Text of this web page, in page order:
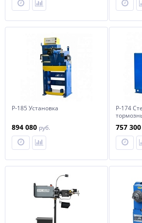
Р-185 Установка
894 080 руб.
Р-174
757 300